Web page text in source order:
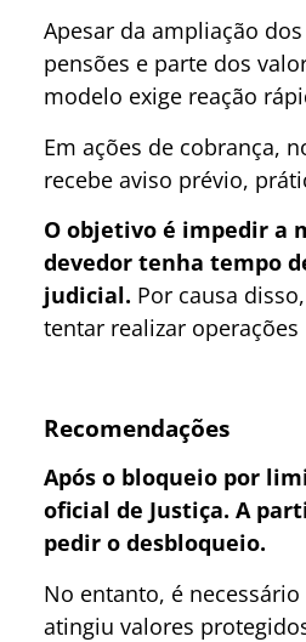
Apesar da ampliação
pensões e parte dos
modelo exige reação
Em ações de cobrança,
recebe aviso prévio,
O objetivo é impedir a
devedor tenha tempo
judicial. Por causa
tentar realizar
Recomendações
Após o bloqueio por
oficial de Justiça. A
pedir o desbloqueio.
No entanto, é
atingiu valores